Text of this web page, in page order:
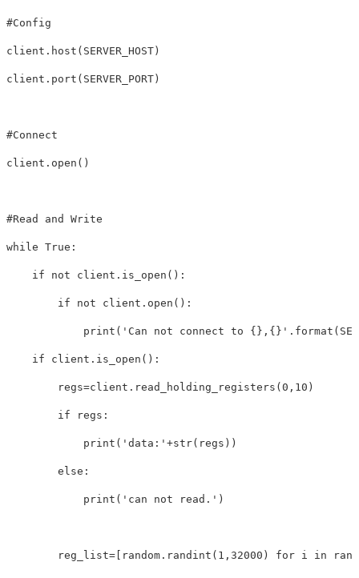
client . host ( SERVER_HOST)
client . port ( SERVER_PORT)
client . open ()
while True :
if not client . is_open ():
if not client . open ():
print ( 'Can not connect to {},{}' . format (
if client . is_open ():
regs=client . read_holding_registers (0 , 10 )
if regs :
print ( 'data:' +str( regs ))
else :
print ( 'can not read.' )
reg_list= [ random . randint ( 1 , 32000 ) for i in